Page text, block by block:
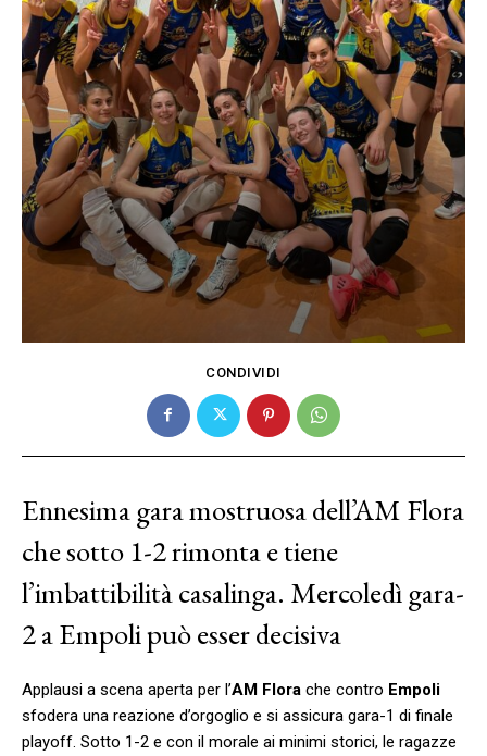
CONDIVIDI
Ennesima gara mostruosa dell’AM Flora
che sotto 1-2 rimonta e tiene
l’imbattibilità casalinga. Mercoledì gara-
2 a Empoli può esser decisiva
Applausi a scena aperta per l’AM Flora che contro Empoli
sfodera una reazione d’orgoglio e si assicura gara-1 di finale
playoff. Sotto 1-2 e con il morale ai minimi storici, le ragazze